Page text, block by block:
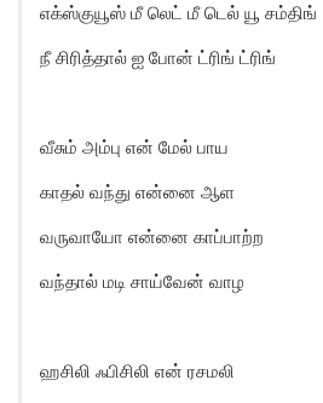
எக்ஸ்குயூஸ் மீ லெட் மீ டெல் யூ சம்திங்
நீ சிரித்தால் ஐ போன் ட்ரிங் ட்ரிங்
வீசும் அம்பு என் மேல் பாய
காதல் வந்து என்னை ஆள
வருவாயோ என்னை காப்பாற்ற
வந்தால் மடி சாய்வேன் வாழ
ஹசிலி ஃபிசிலி என் ரசமலி